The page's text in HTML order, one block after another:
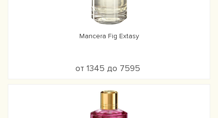
Mancera Fig Extasy
от 1345 до 7595